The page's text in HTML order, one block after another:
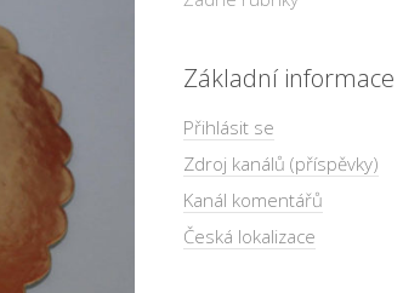
Základní informace
Přihlásit se
Zdroj kanálů (příspěvky)
Kanál komentářů
Česká lokalizace